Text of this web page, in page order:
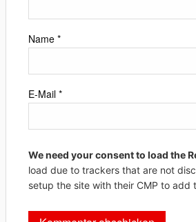
Name *
E-Mail *
We need your consent to load the
load due to trackers that are not
setup the site with their CMP to